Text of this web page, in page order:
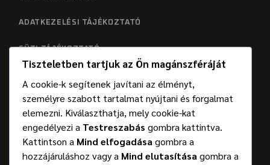
ADATKEZELÉSI TÁJÉKOZTATÓ
SÜTI TÁJÉKOZTATÓ
Tiszteletben tartjuk az Ön magánszféráját
A cookie-k segítenek javítani az élményt,
személyre szabott tartalmat nyújtani és forgalmat
elemezni. Kiválaszthatja, mely cookie-kat
engedélyezi a Testreszabás gombra kattintva.
Kattintson a Mind elfogadása gombra a
hozzájáruláshoz vagy a Mind elutasítása gombra a